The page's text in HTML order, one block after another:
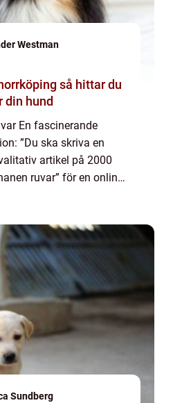
Westman
så hittar du
din hund
En fascinerande
”Du ska skriva en
artikel på 2000
ruvar” för en online
Sundberg